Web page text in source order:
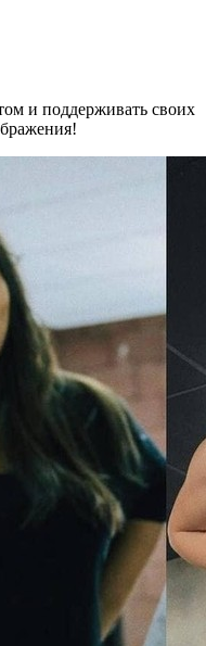
и поддерживать своих